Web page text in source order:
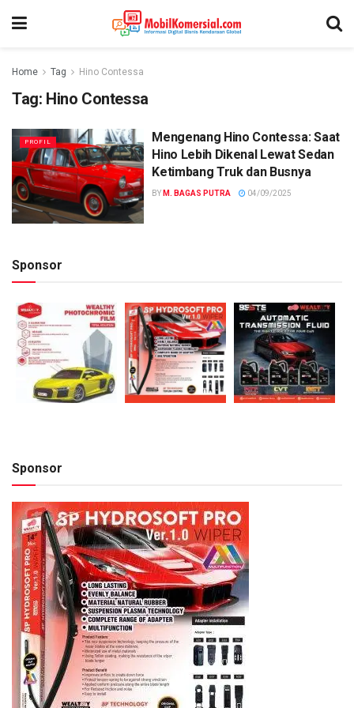
Home Tag Hino Contessa
Tag: Hino Contessa
PROFIL
Mengenang Hino Contessa: Saat
Hino Lebih Dikenal Lewat Sedan
Ketimbang Truk dan Busnya
BY M. BAGAS PUTRA 04/09/2025
Sponsor
Sponsor